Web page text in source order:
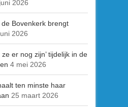
2026
Bovenkerk brengt
2026
ze er nog zijn’ tijdelijk in de
4 mei 2026
ten minste haar
25 maart 2026